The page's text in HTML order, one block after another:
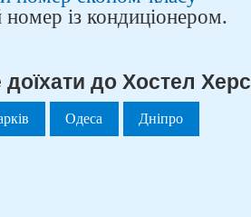
із кондиціонером.
до Хостел
Одеса Дніпро